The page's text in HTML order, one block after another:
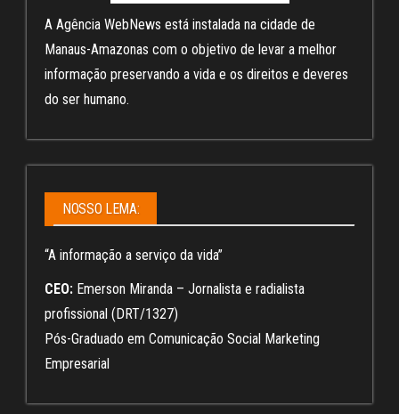
A Agência WebNews está instalada na cidade de
Manaus-Amazonas com o objetivo de levar a melhor
informação preservando a vida e os direitos e deveres
do ser humano.
NOSSO LEMA:
“A informação a serviço da vida”
CEO: Emerson Miranda – Jornalista e radialista
profissional (DRT/1327)
Pós-Graduado em Comunicação Social Marketing
Empresarial